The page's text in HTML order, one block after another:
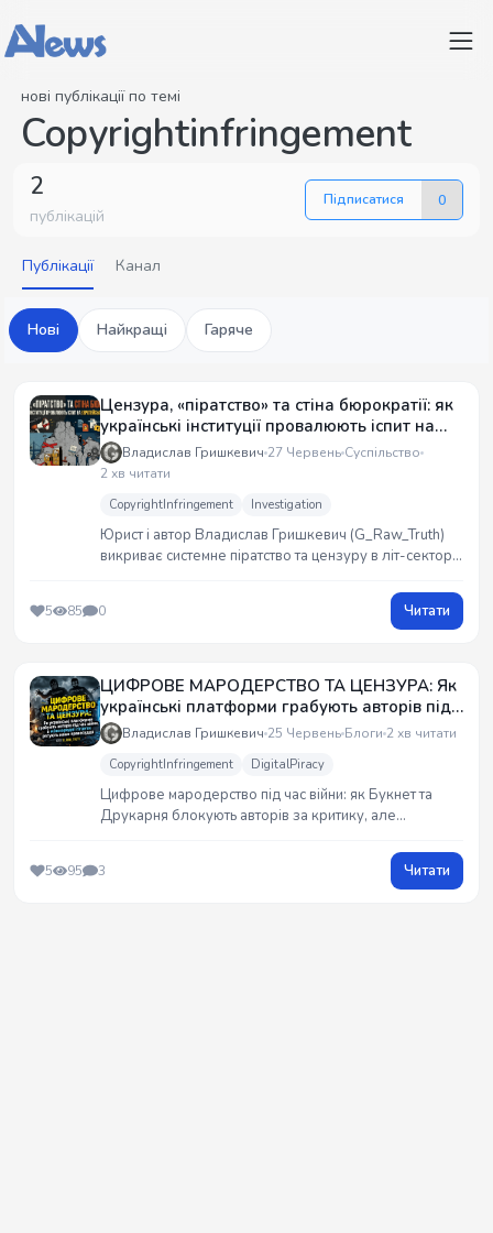
нові публікації по темі
Copyrightinfringement
2
публікацій
Підписатися 0
Публікації Канал
Нові Найкращі Гаряче
Цензура, «піратство» та стіна бюрократії: як
українські інституції провалюють іспит на
європейський комплаєнс
Владислав Гришкевич 27 Червень Суспільство
2 хв читати
CopyrightInfringement Investigation
Юрист і автор Владислав Гришкевич (G_Raw_Truth)
викриває системне піратство та цензуру в літ-секторі.
ПриватБанк та Офіс Президента саботують справу.
Докази вже у PEN та EWC. Чи за таке безправ`я
5 85 0 Читати
ЦИФРОВЕ МАРОДЕРСТВО ТА ЦЕНЗУРА: Як
українські платформи грабують авторів під
час війни, а міжнародні гіганти рятують
наше правосуддя
Владислав Гришкевич 25 Червень Блоги 2 хв читати
CopyrightInfringement DigitalPiracy
Цифрове мародерство під час війни: як Букнет та
Друкарня блокують авторів за критику, але
Локальні регулятори ковтають ігнор, але Mastercard
Compliance та Authors Guild уже запустили
5 95 3 Читати